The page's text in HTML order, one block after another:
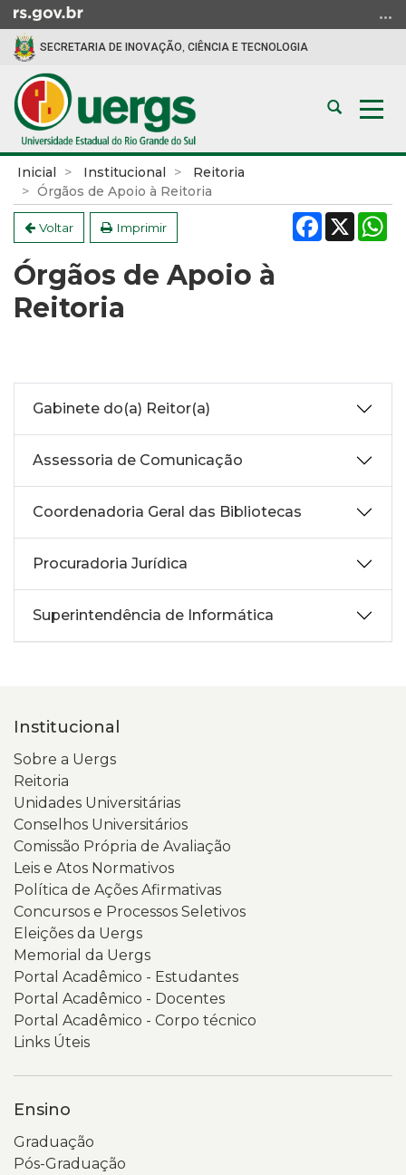
para
conteúdo
para
menu
para
busca
SECRETARIA DE INOVAÇÃO, CIÊNCIA E TECNOLOGIA
Abrir
busca
Início
conteúdo
Inicial Institucional
Reitoria
Órgãos de Apoio à Reitoria
Voltar Imprimir Facebook
X
Órgãos de Apoio à
Reitoria
Gabinete do(a) Reitor(a)
Assessoria de Comunicação
Coordenadoria Geral das Bibliotecas
Procuradoria Jurídica
Superintendência de Informática
Institucional
Sobre a Uergs
Reitoria
Unidades Universitárias
Conselhos Universitários
Comissão Própria de Avaliação
Leis e Atos Normativos
Política de Ações Afirmativas
Concursos e Processos Seletivos
Eleições da Uergs
Memorial da Uergs
Portal Acadêmico - Estudantes
Portal Acadêmico - Docentes
Portal Acadêmico - Corpo técnico
Links Úteis
Ensino
Graduação
Pós-Graduação